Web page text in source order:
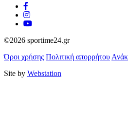
©2026 sportime24.gr
Όροι χρήσης Πολιτική απορρήτου
Site by Webstation